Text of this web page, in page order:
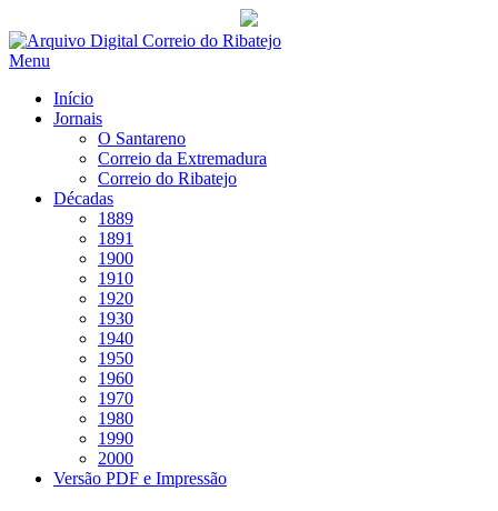
Saltar
para
Menu
Início
Jornais
O Santareno
Correio da Extremadura
Correio do Ribatejo
Décadas
1889
1891
1900
1910
1920
1930
1940
1950
1960
1970
1980
1990
2000
Versão PDF e Impressão